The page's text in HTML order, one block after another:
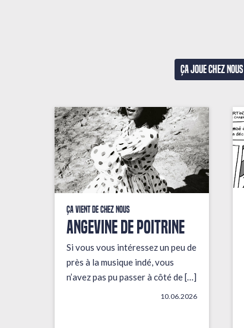
Ça joue chez nous
Ça vient de chez nous
ANGEVINE DE POITRINE
Si vous vous intéressez un peu de
près à la musique indé, vous
n’avez pas pu passer à côté de […]
10.06.2026